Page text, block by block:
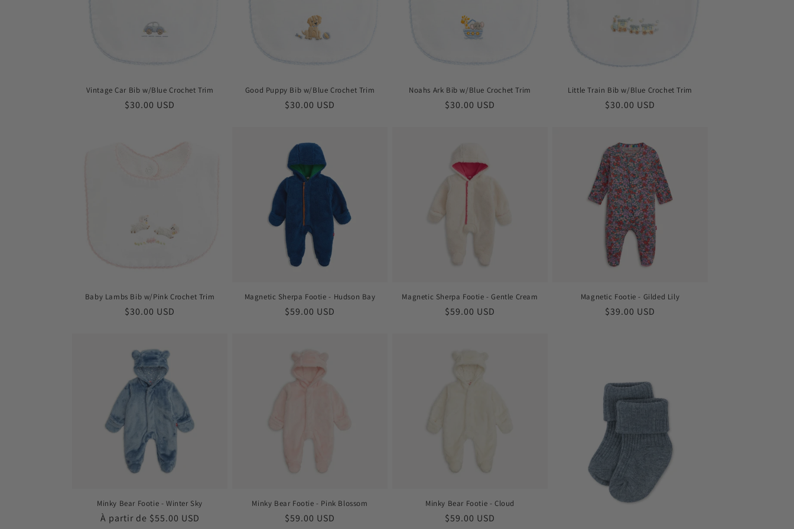
Vintage Car Bib w/Blue Crochet Trim
Prix
$30.00 USD
Good Puppy Bib w/Blue Crochet Trim
Prix
$30.00 USD
Noahs Ark Bib w/Blue Crochet Trim
Prix
$30.00 USD
Little Train Bib w/Blue Crochet Trim
Prix
$30.00 USD
Baby Lambs Bib w/Pink Crochet Trim
Prix
$30.00 USD
Magnetic Sherpa Footie - Hudson Bay
Prix
$59.00 USD
Magnetic Sherpa Footie - Gentle Cream
Prix
$59.00 USD
Magnetic Footie - Gilded Lily
Prix
$39.00 USD
Minky Bear Footie - Winter Sky
Prix
À partir de $55.00 USD
Minky Bear Footie - Pink Blossom
Prix
$59.00 USD
Minky Bear Footie - Cloud
Prix
$59.00 USD